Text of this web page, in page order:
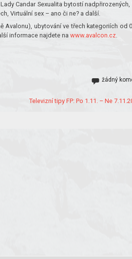
Candar Sexualita bytostí nadpřirozených,
Virtuální sex – ano či ne? a další.
Avalonu), ubytování ve třech kategoriích od
informace najdete na www.avalcon.cz
žádný
Televizní tipy FP: Po 1.11. – Ne